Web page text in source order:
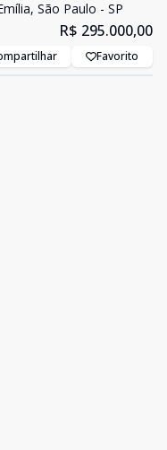
São Paulo - SP
R$ 295.000,00
Favorito